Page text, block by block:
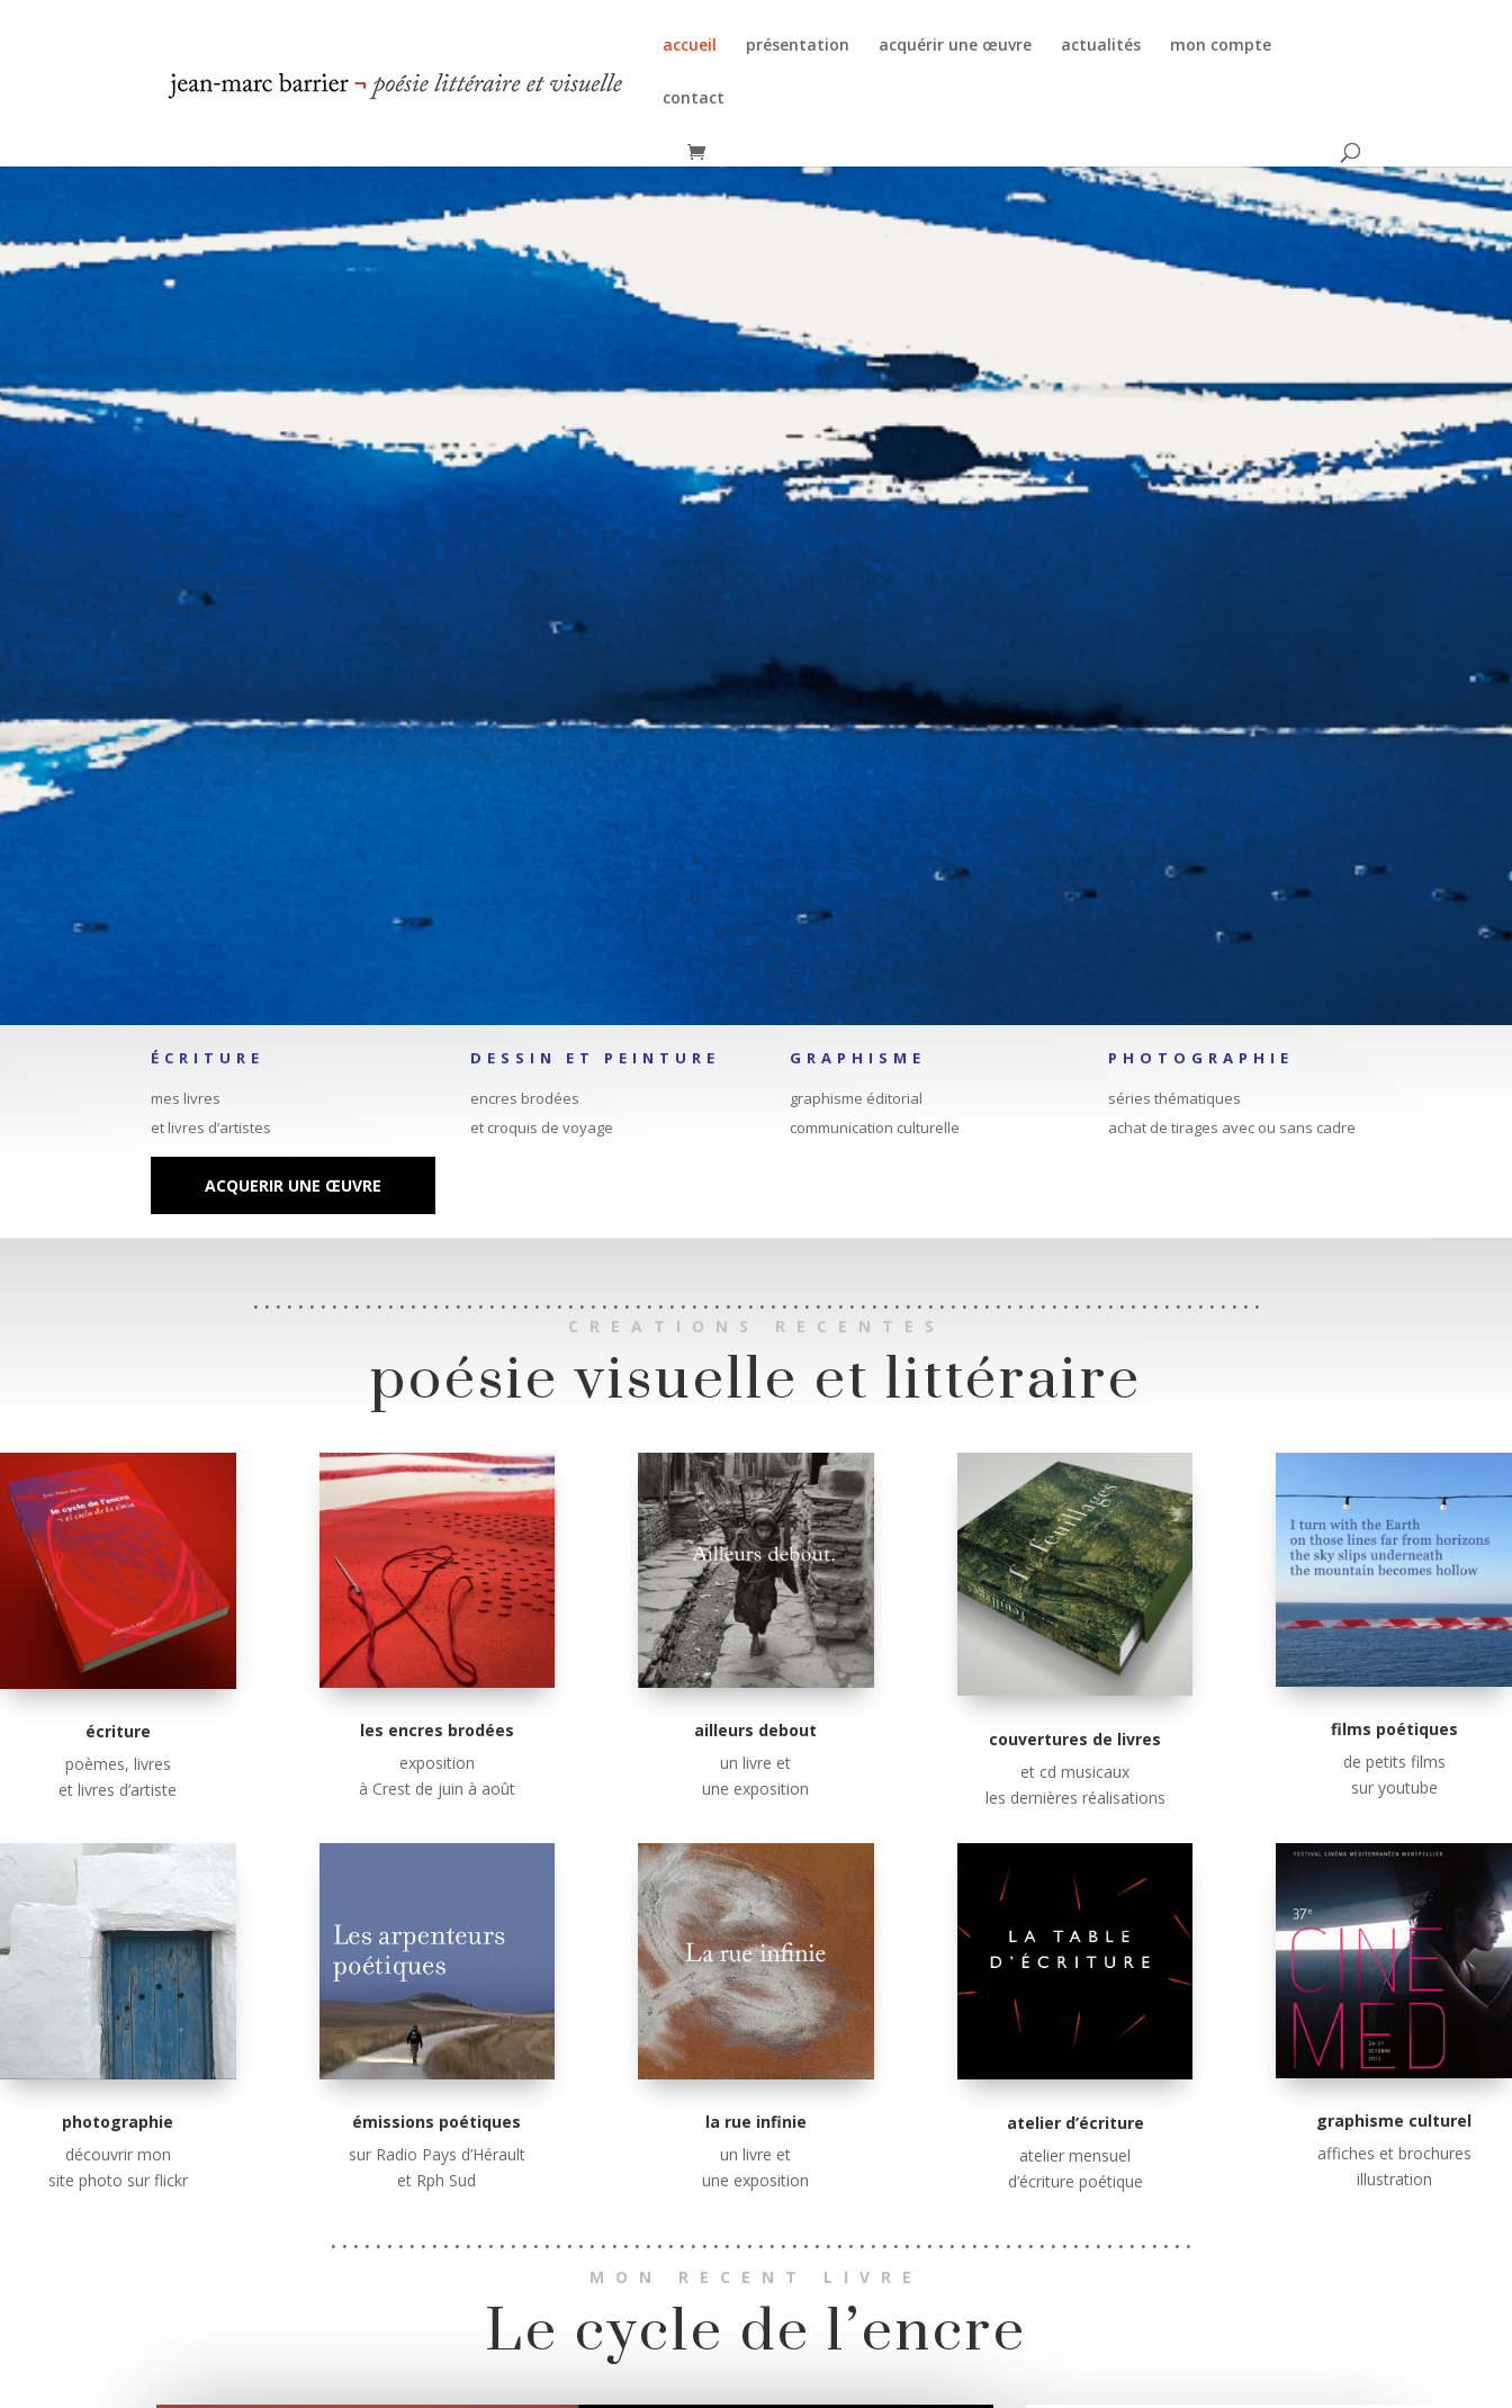
accueil présentation acquérir une œuvre actualités mon compte
contact
ÉCRITURE
mes livres
et livres d’artistes
DESSIN ET PEINTURE
encres brodées
et croquis de voyage
GRAPHISME
graphisme éditorial
communication culturelle
PHOTOGRAPHIE
séries thématiques
achat de tirages avec ou sans cadre
ACQUERIR UNE ŒUVRE
. . . . . . . . . . . . . . . . . . . . . . . . . . . . . . . . . . . . . . . . . . . . . . . . . . . . . . . . . . . . . . . . . . . . . . . . . . . . . . . . . . . . . . . . . .
CREATIONS RECENTES
poésie visuelle et littéraire
écriture
poèmes, livres
et livres d’artiste
les encres brodées
exposition
à Crest de juin à août
ailleurs debout
un livre et
une exposition
couvertures de livres
et cd musicaux
les dernières réalisations
films poétiques
de petits films
sur youtube
photographie
découvrir mon
site photo sur flickr
émissions poétiques
sur Radio Pays d’Hérault
et Rph Sud
la rue infinie
un livre et
une exposition
atelier d’écriture
atelier mensuel
d’écriture poétique
graphisme culturel
affiches et brochures
illustration
. . . . . . . . . . . . . . . . . . . . . . . . . . . . . . . . . . . . . . . . . . . . . . . . . . . . . . . . . . . . . . . . . . . . . . . . . . . . .
MON RECENT LIVRE
Le cycle de l’encre